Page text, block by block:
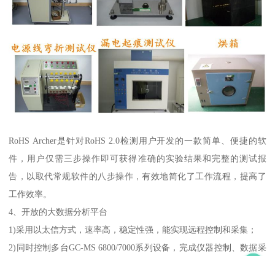
RoHS Archer是针对RoHS 2.0检测用户开发的一款简单、便捷的软
件，用户仅需三步操作即可获得准确的实验结果和完整的测试报
告，以取代常规软件的八步操作，有效地简化了工作流程，提高了
工作效率。
4、开放的大数据分析平台
1)采用以太信方式，速率高，稳定性强，能实现远程控制和采集；
2)同时控制多台GC-MS 6800/7000系列设备，完成仪器控制、数据采